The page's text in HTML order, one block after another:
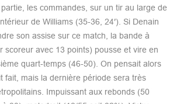
les commandes, sur un tir au large de
de Williams (35-36, 24′). Si Denain
son assise sur ce match, la bande à
scoreur avec 13 points) pousse et vire en
quart-temps (46-50). On pensait alors
fait, mais la dernière période sera très
Impuissant aux rebonds (50